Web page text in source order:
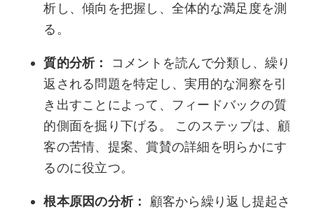
析し、傾向を把握し、全体的な満足度を測
る。
質的分析：
コメントを読んで分類し、繰り
返される問題を特定し、実用的な洞察を引
き出すことによって、フィードバックの質
的側面を掘り下げる。 このステップは、顧
客の苦情、提案、賞賛の詳細を明らかにす
るのに役立つ。
根本原因の分析： 顧客から繰り返し提起さ